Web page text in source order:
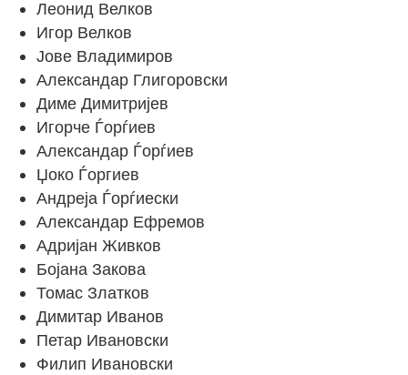
Леонид Велков
Игор Велков
Јове Владимиров
Александар Глигоровски
Диме Димитријев
Игорче Ѓорѓиев
Александар Ѓорѓиев
Џоко Ѓоргиев
Андреја Ѓорѓиески
Александар Ефремов
Адријан Живков
Бојана Закова
Томас Златков
Димитар Иванов
Петар Ивановски
Филип Ивановски